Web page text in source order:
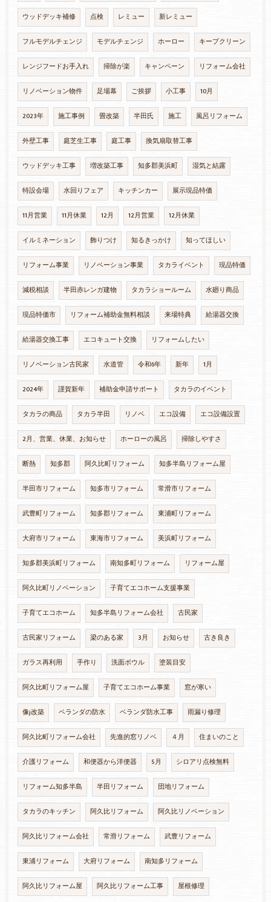
ウッドデッキ補修 点検 レミュー 新レミュー
フルモデルチェンジ モデルチェンジ ホーロー キープクリーン
レンジフードお手入れ 掃除が楽 キャンペーン リフォーム会社
リノベーション物件 足場幕 ご挨拶 小工事 10月
2023年 施工事例 畳改築 半田氏 施工 風呂リフォーム
外壁工事 庭芝生工事 庭工事 換気扇取替工事
ウッドデッキ工事 増改築工事 知多郡美浜町 湿気と結露
特設会場 水回りフェア キッチンカー 展示現品特価
11月営業 11月休業 12月 12月営業 12月休業
イルミネーション 飾りつけ 知るきっかけ 知ってほしい
リフォーム事業 リノベーション事業 タカライベント 現品特価
減税相談 半田赤レンガ建物 タカラショールーム 水廻り商品
現品特価市 リフォーム補助金無料相談 来場特典 給湯器交換
給湯器交換工事 エコキュート交換 リフォームしたい
リノベーション古民家 水道管 令和6年 新年 1月
2024年 謹賀新年 補助金申請サポート タカラのイベント
タカラの商品 タカラ半田 リノベ エコ設備 エコ設備設置
2月、営業、休業、お知らせ ホーローの風呂 掃除しやすさ
断熱 知多郡 阿久比町リフォーム 知多半島リフォーム屋
半田市リフォーム 知多市リフォーム 常滑市リフォーム
武豊町リフォーム 知多郡リフォーム 東浦町リフォーム
大府市リフォーム 東海市リフォーム 美浜町リフォーム
知多郡美浜町リフォーム 南知多町リフォーム リフォーム屋
阿久比町リノベーション 子育てエコホーム支援事業
子育てエコホーム 知多半島リフォーム会社 古民家
古民家リフォーム 梁のある家 3月 お知らせ 古き良き
ガラス再利用 手作り 洗面ボウル 塗装目安
阿久比町リフォーム屋 子育てエコホーム事業 窓が寒い
像j改築 ベランダの防水 ベランダ防水工事 雨漏り修理
阿久比町リフォーム会社 先進的窓リノベ ４月 住まいのこと
介護リフォーム 和便器から洋便器 5月 シロアリ点検無料
リフォーム知多半島 半田リフォーム 団地リフォーム
タカラのキッチン 阿久比リフォーム 阿久比リノベーション
阿久比リフォーム会社 常滑リフォーム 武豊リフォーム
東浦リフォーム 大府リフォーム 南知多リフォーム
阿久比リフォーム屋 阿久比リフォーム工事 屋根修理